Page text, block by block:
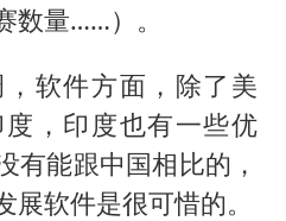
数量……）。
软件方面，除了美
，印度也有一些优
有能跟中国相比的，
软件是很可惜的。